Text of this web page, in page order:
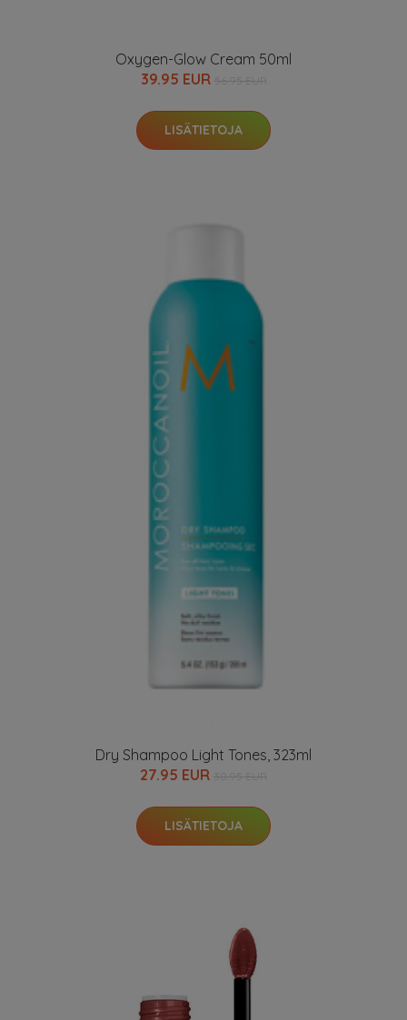
Oxygen-Glow Cream 50ml
39.95 EUR
LISÄTIETOJA
Dry Shampoo Light Tones, 323ml
27.95 EUR
LISÄTIETOJA